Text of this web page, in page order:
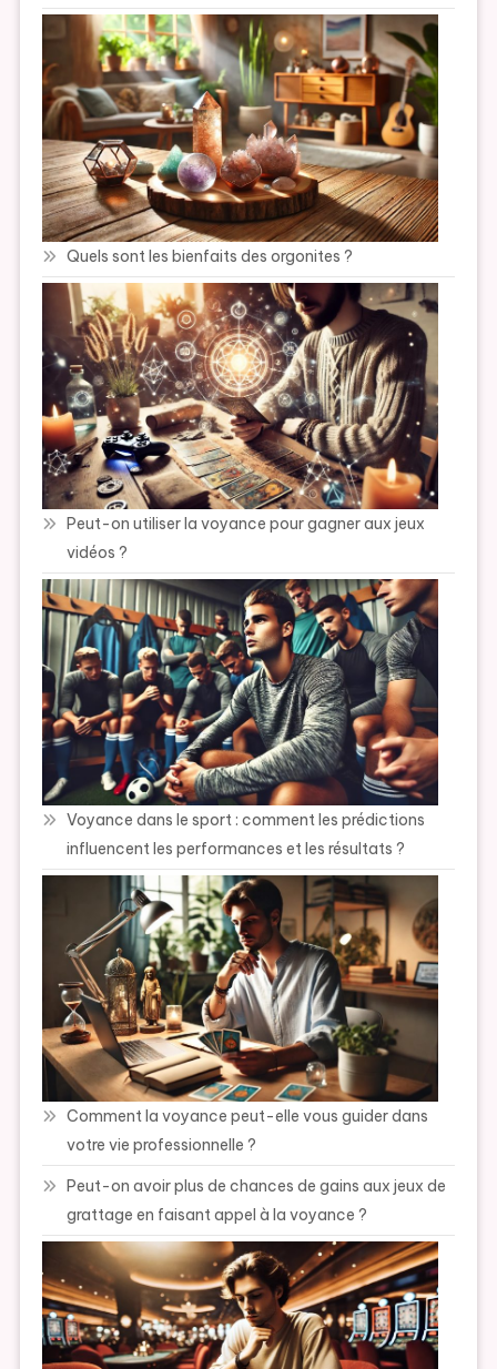
Quels sont les bienfaits des orgonites ?
Peut-on utiliser la voyance pour gagner aux jeux
vidéos ?
Voyance dans le sport : comment les prédictions
influencent les performances et les résultats ?
Comment la voyance peut-elle vous guider dans
votre vie professionnelle ?
Peut-on avoir plus de chances de gains aux jeux de
grattage en faisant appel à la voyance ?